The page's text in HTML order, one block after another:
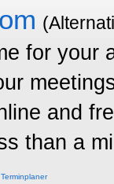
for your
and
than a
Terminplaner